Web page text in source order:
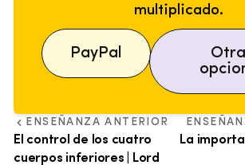
multiplicado.
PayPal
ENSEÑANZA ANTERIOR
El control de los cuatro
cuerpos inferiores | Lord
La